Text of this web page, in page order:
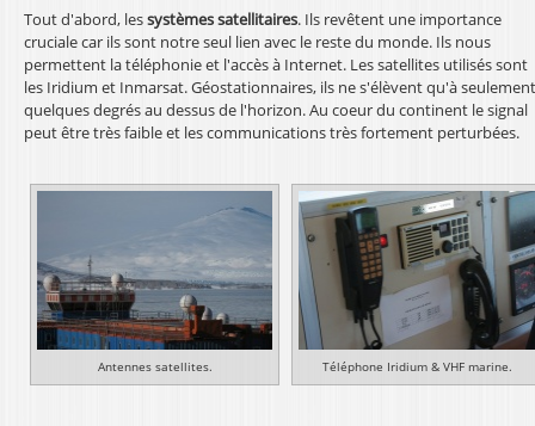
Tout d'abord, lessystèmes satellitaires. Ils revêtent une importance
cruciale car ils sont notre seul lien avec le reste du monde. Ils nous
permettent la téléphonie et l'accès à Internet. Les satellites utilisés sont
les Iridium et Inmarsat. Géostationnaires, ils ne s'élèvent qu'à seulement
quelques degrés au dessus de l'horizon. Au coeur du continent le signal
peut être très faible et les communications très fortement perturbées.
Antennes satellites. Téléphone Iridium & VHF marine.
c
i
p
a